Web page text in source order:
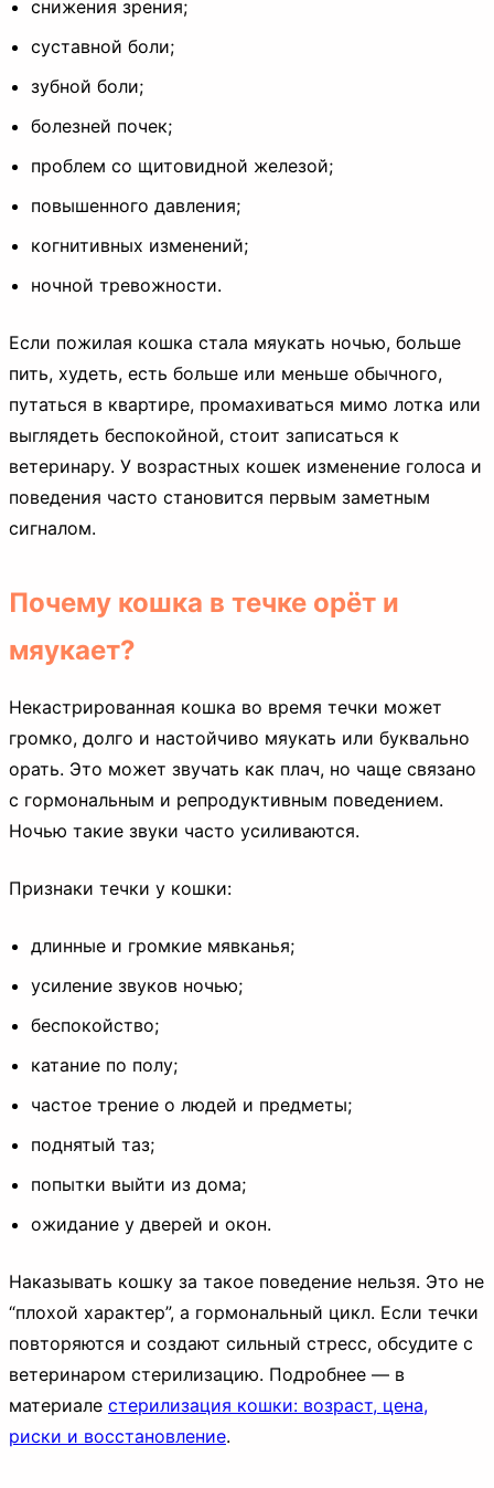
снижения зрения;
суставной боли;
зубной боли;
болезней почек;
проблем со щитовидной железой;
повышенного давления;
когнитивных изменений;
ночной тревожности.
Если пожилая кошка стала мяукать ночью, больше
пить, худеть, есть больше или меньше обычного,
путаться в квартире, промахиваться мимо лотка или
выглядеть беспокойной, стоит записаться к
ветеринару. У возрастных кошек изменение голоса и
поведения часто становится первым заметным
сигналом.
Почему кошка в течке орёт и
мяукает?
Некастрированная кошка во время течки может
громко, долго и настойчиво мяукать или буквально
орать. Это может звучать как плач, но чаще связано
с гормональным и репродуктивным поведением.
Ночью такие звуки часто усиливаются.
Признаки течки у кошки:
длинные и громкие мявканья;
усиление звуков ночью;
беспокойство;
катание по полу;
частое трение о людей и предметы;
поднятый таз;
попытки выйти из дома;
ожидание у дверей и окон.
Наказывать кошку за такое поведение нельзя. Это не
“плохой характер”, а гормональный цикл. Если течки
повторяются и создают сильный стресс, обсудите с
ветеринаром стерилизацию. Подробнее — в
материале стерилизация кошки: возраст, цена,
риски и восстановление.